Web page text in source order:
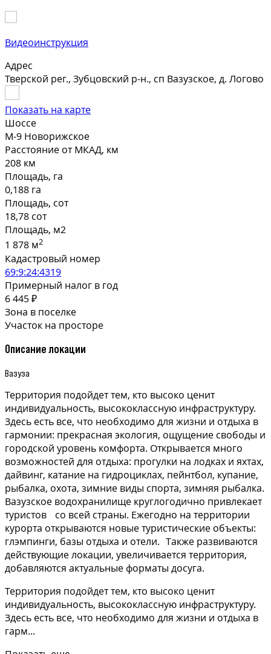
Видеоинструкция
Адрес
Тверской рег., Зубцовский р-н., сп Вазузское, д. Логово
Показать на карте
Шоссе
М-9 Новорижское
Расстояние от МКАД, км
208 км
Площадь, га
0,188 га
Площадь, сот
18,78 сот
Площадь, м2
1 878 м2
Кадастровый номер
69:9:24:4319
Примерный налог в год
6 445 ₽
Зона в поселке
Участок на просторе
Описание локации
Вазуза
Территория подойдет тем, кто высоко ценит
индивидуальность, высококлассную инфраструктуру.
Здесь есть все, что необходимо для жизни и отдыха в
гармонии: прекрасная экология, ощущение свободы и
городской уровень комфорта. Открывается много
возможностей для отдыха: прогулки на лодках и яхтах,
дайвинг, катание на гидроциклах, пейнтбол, купание,
рыбалка, охота, зимние виды спорта, зимняя рыбалка.
Вазузское водохранилище круглогодично привлекает
туристов со всей страны. Ежегодно на территории
курорта открываются новые туристические объекты:
глэмпинги, базы отдыха и отели. Также развиваются
действующие локации, увеличивается территория,
добавляются актуальные форматы досуга.
Территория подойдет тем, кто высоко ценит
индивидуальность, высококлассную инфраструктуру.
Здесь есть все, что необходимо для жизни и отдыха в
гарм...